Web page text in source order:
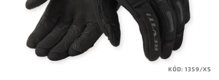
KÓD:1359/XS